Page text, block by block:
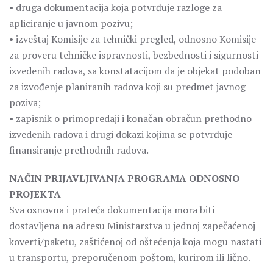
• druga dokumentacija koja potvrđuje razloge za
apliciranje u javnom pozivu;
• izveštaj Komisije za tehnički pregled, odnosno Komisije
za proveru tehničke ispravnosti, bezbednosti i sigurnosti
izvedenih radova, sa konstatacijom da je objekat podoban
za izvođenje planiranih radova koji su predmet javnog
poziva;
• zapisnik o primopredaji i konačan obračun prethodno
izvedenih radova i drugi dokazi kojima se potvrđuje
finansiranje prethodnih radova.
NAČIN PRIJAVLJIVANJA PROGRAMA ODNOSNO
PROJEKTA
Sva osnovna i prateća dokumentacija mora biti
dostavljena na adresu Ministarstva u jednoj zapečaćenoj
koverti/paketu, zaštićenoj od oštećenja koja mogu nastati
u transportu, preporučenom poštom, kurirom ili lično.